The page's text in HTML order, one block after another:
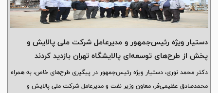
دستیار ویژه رئیس‌جمهور و مدیرعامل شرکت ملی پالایش و
پخش از طرح‌های توسعه‌ای پالایشگاه تهران بازدید کردند
دکتر محمد نوری، دستیار ویژه رئیس‌جمهور در پیگیری طرح‌های خاص، به همراه
محمدصادق عظیمی‌فر، معاون وزیر نفت و مدیرعامل شرکت ملی پالایش و